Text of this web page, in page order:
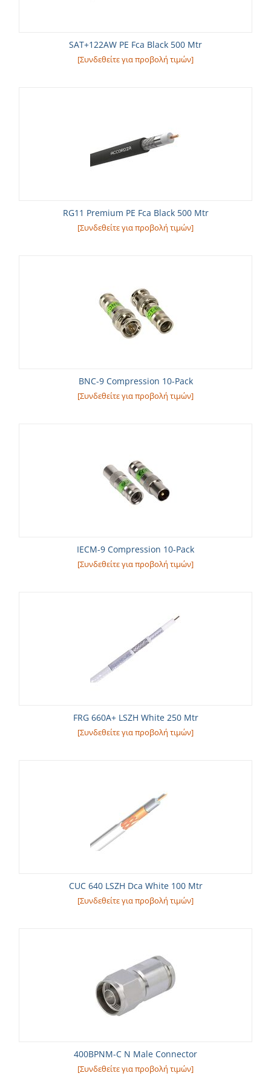
SAT+122AW PE Fca Black 500 Mtr
[Συνδεθείτε για προβολή τιμών]
RG11 Premium PE Fca Black 500 Mtr
[Συνδεθείτε για προβολή τιμών]
BNC-9 Compression 10-Pack
[Συνδεθείτε για προβολή τιμών]
IECM-9 Compression 10-Pack
[Συνδεθείτε για προβολή τιμών]
FRG 660A+ LSZH White 250 Mtr
[Συνδεθείτε για προβολή τιμών]
CUC 640 LSZH Dca White 100 Mtr
[Συνδεθείτε για προβολή τιμών]
400BPNM-C N Male Connector
[Συνδεθείτε για προβολή τιμών]